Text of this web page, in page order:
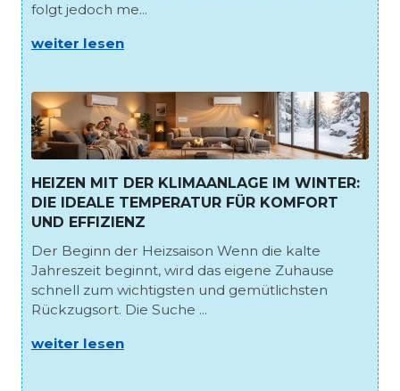
folgt jedoch me...
weiter lesen
HEIZEN MIT DER KLIMAANLAGE IM WINTER:
DIE IDEALE TEMPERATUR FÜR KOMFORT
UND EFFIZIENZ
Der Beginn der Heizsaison Wenn die kalte
Jahreszeit beginnt, wird das eigene Zuhause
schnell zum wichtigsten und gemütlichsten
Rückzugsort. Die Suche ...
weiter lesen